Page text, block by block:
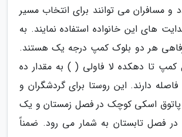
مسافران می توانند برای انتخاب مسیر
های این خانواده استفاده نمایند. به
رفاهی هر دو بلوک کمپ درجه یک هستند.
کمپ تا دهکده لا فاولی ( ) به مقدار ده
فاصله دارند. این روستا برای گردشگران و
اسکی کوچک در فصل زمستان و یک
فصل تابستان به شمار می رود. ضمناً